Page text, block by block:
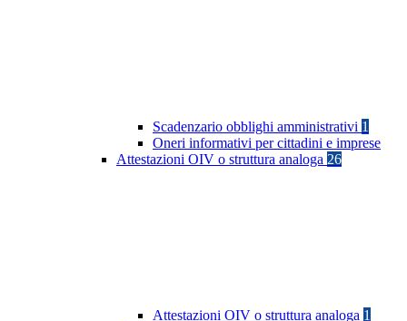
Scadenzario obblighi amministrativi 1
Oneri informativi per cittadini e imprese
Attestazioni OIV o struttura analoga 26
Attestazioni OIV o struttura analoga 1